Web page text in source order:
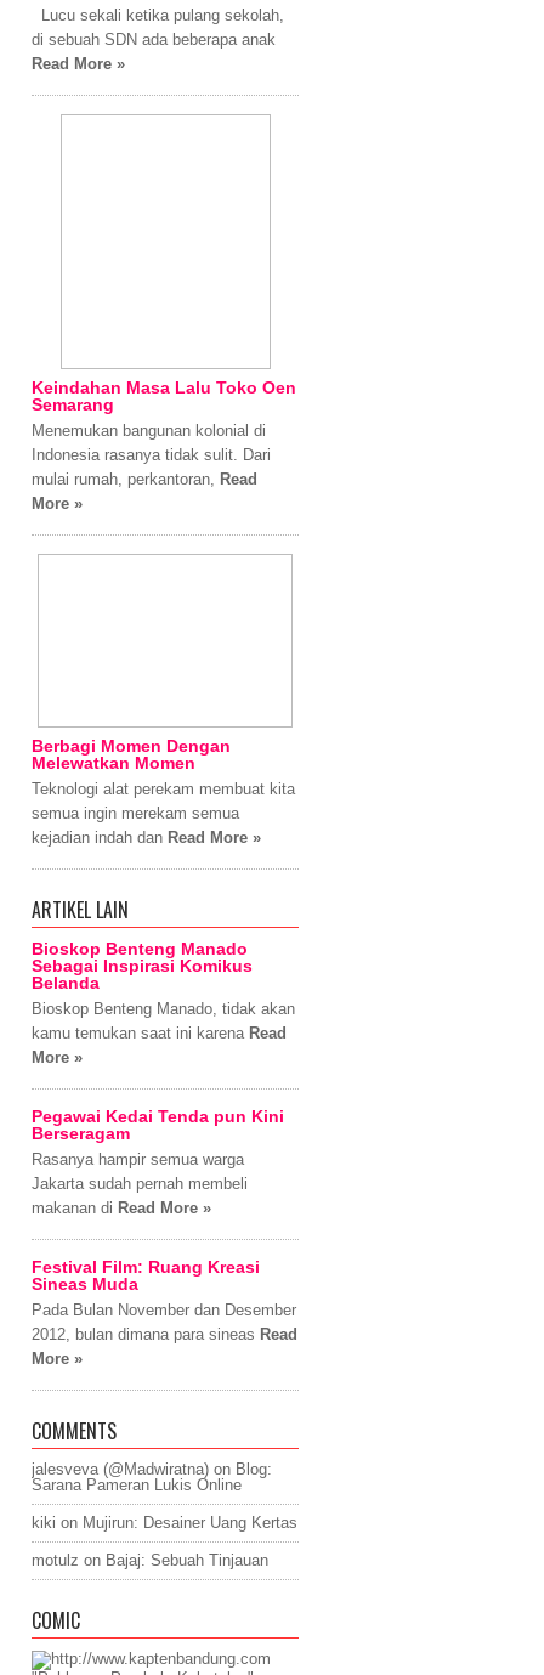
Lucu sekali ketika pulang sekolah,
di sebuah SDN ada beberapa anak
Read More »
Keindahan Masa Lalu Toko Oen
Semarang
Menemukan bangunan kolonial di
Indonesia rasanya tidak sulit. Dari
mulai rumah, perkantoran, Read
More »
Berbagi Momen Dengan
Melewatkan Momen
Teknologi alat perekam membuat kita
semua ingin merekam semua
kejadian indah dan Read More »
ARTIKEL LAIN
Bioskop Benteng Manado
Sebagai Inspirasi Komikus
Belanda
Bioskop Benteng Manado, tidak akan
kamu temukan saat ini karena Read
More »
Pegawai Kedai Tenda pun Kini
Berseragam
Rasanya hampir semua warga
Jakarta sudah pernah membeli
makanan di Read More »
Festival Film: Ruang Kreasi
Sineas Muda
Pada Bulan November dan Desember
2012, bulan dimana para sineas Read
More »
COMMENTS
jalesveva (@Madwiratna) on Blog:
Sarana Pameran Lukis Online
kiki on Mujirun: Desainer Uang Kertas
motulz on Bajaj: Sebuah Tinjauan
COMIC